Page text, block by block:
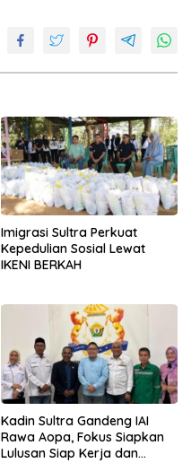
Imigrasi Sultra Perkuat
Kepedulian Sosial Lewat
IKENI BERKAH
Kadin Sultra Gandeng IAI
Rawa Aopa, Fokus Siapkan
Lulusan Siap Kerja dan